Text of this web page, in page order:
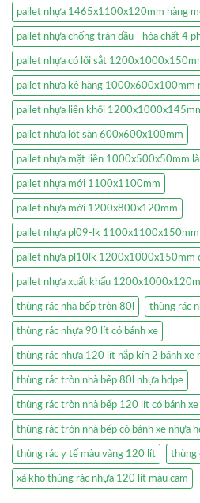
pallet nhựa 1465x1100x120mm hàng
pallet nhựa chống tràn dầu - hóa chất 4
pallet nhựa có lõi sắt
pallet nhựa kê hàng 1000x600x100mm
pallet nhựa liền khối
pallet nhựa lót sàn 600x600x100mm
pallet nhựa mặt liền 1000x500x50mm
pallet nhựa mới 1100x1100mm
pallet nhựa mới 1200x800x120mm
pallet nhựa pl09-lk 1100x1100x150mm
pallet nhựa pl10lk 1200x1000x150mm
pallet nhựa xuất khẩu
thùng rác nhà bếp tròn 80l thùng rác
thùng rác nhựa 90 lít có bánh xe
thùng rác nhựa 120 lít nắp kín 2 bánh xe
thùng rác tròn nhà bếp 80l nhựa hdpe
thùng rác tròn nhà bếp 120 lít có bánh xe
thùng rác tròn nhà bếp có bánh xe nhựa
thùng rác y tế màu vàng 120 lít thùng
xả kho thùng rác nhựa 120 lít màu cam